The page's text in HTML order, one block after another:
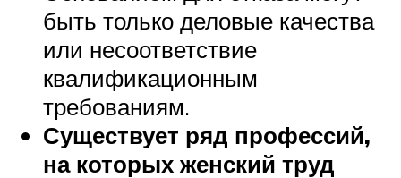
быть только деловые качества
или несоответствие
квалификационным
требованиям.
Существует ряд профессий,
на которых женский труд